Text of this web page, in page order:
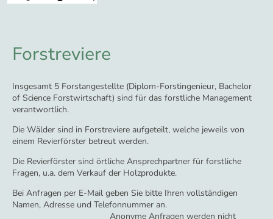
Forstreviere
Insgesamt 5 Forstangestellte (Diplom-Forstingenieur, Bachelor
of Science Forstwirtschaft) sind für das forstliche Management
verantwortlich.
Die Wälder sind in Forstreviere aufgeteilt, welche jeweils von
einem Revierförster betreut werden.
Die Revierförster sind örtliche Ansprechpartner für forstliche
Fragen, u.a. dem Verkauf der Holzprodukte.
Bei Anfragen per E-Mail geben Sie bitte Ihren vollständigen
Namen, Adresse und Telefonnummer an.
Anonyme Anfragen werden nicht